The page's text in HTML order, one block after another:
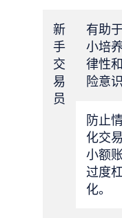
新
手
交
易
员
有助
小培
律性
险意识
防止
化交
小额
过度
化。